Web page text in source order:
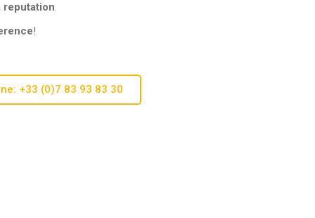
reputation.
!
+33 (0)7 83 93 83 30